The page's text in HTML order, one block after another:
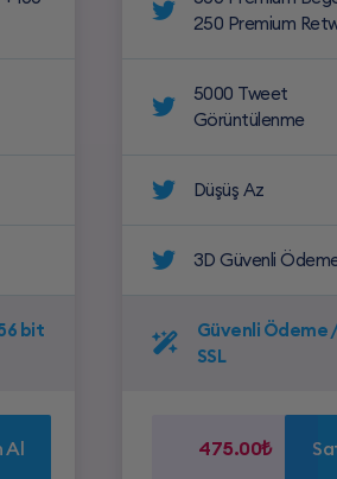
bit
Al
250 Premium
5000 Tweet
Görüntülenme
Düşüş Az
3D Güvenli
Güvenli Ödeme
SSL
475.00₺